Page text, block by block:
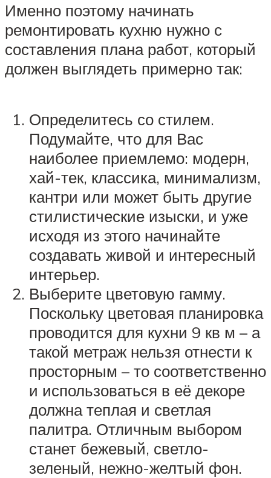
Именно поэтому начинать
ремонтировать кухню нужно с
составления плана работ, который
должен выглядеть примерно так:
Определитесь со стилем.
Подумайте, что для Вас
наиболее приемлемо: модерн,
хай-тек, классика, минимализм,
кантри или может быть другие
стилистические изыски, и уже
исходя из этого начинайте
создавать живой и интересный
интерьер.
Выберите цветовую гамму.
Поскольку цветовая планировка
проводится для кухни 9 кв м – а
такой метраж нельзя отнести к
просторным – то соответственно
и использоваться в её декоре
должна теплая и светлая
палитра. Отличным выбором
станет бежевый, светло-
зеленый, нежно-желтый фон.